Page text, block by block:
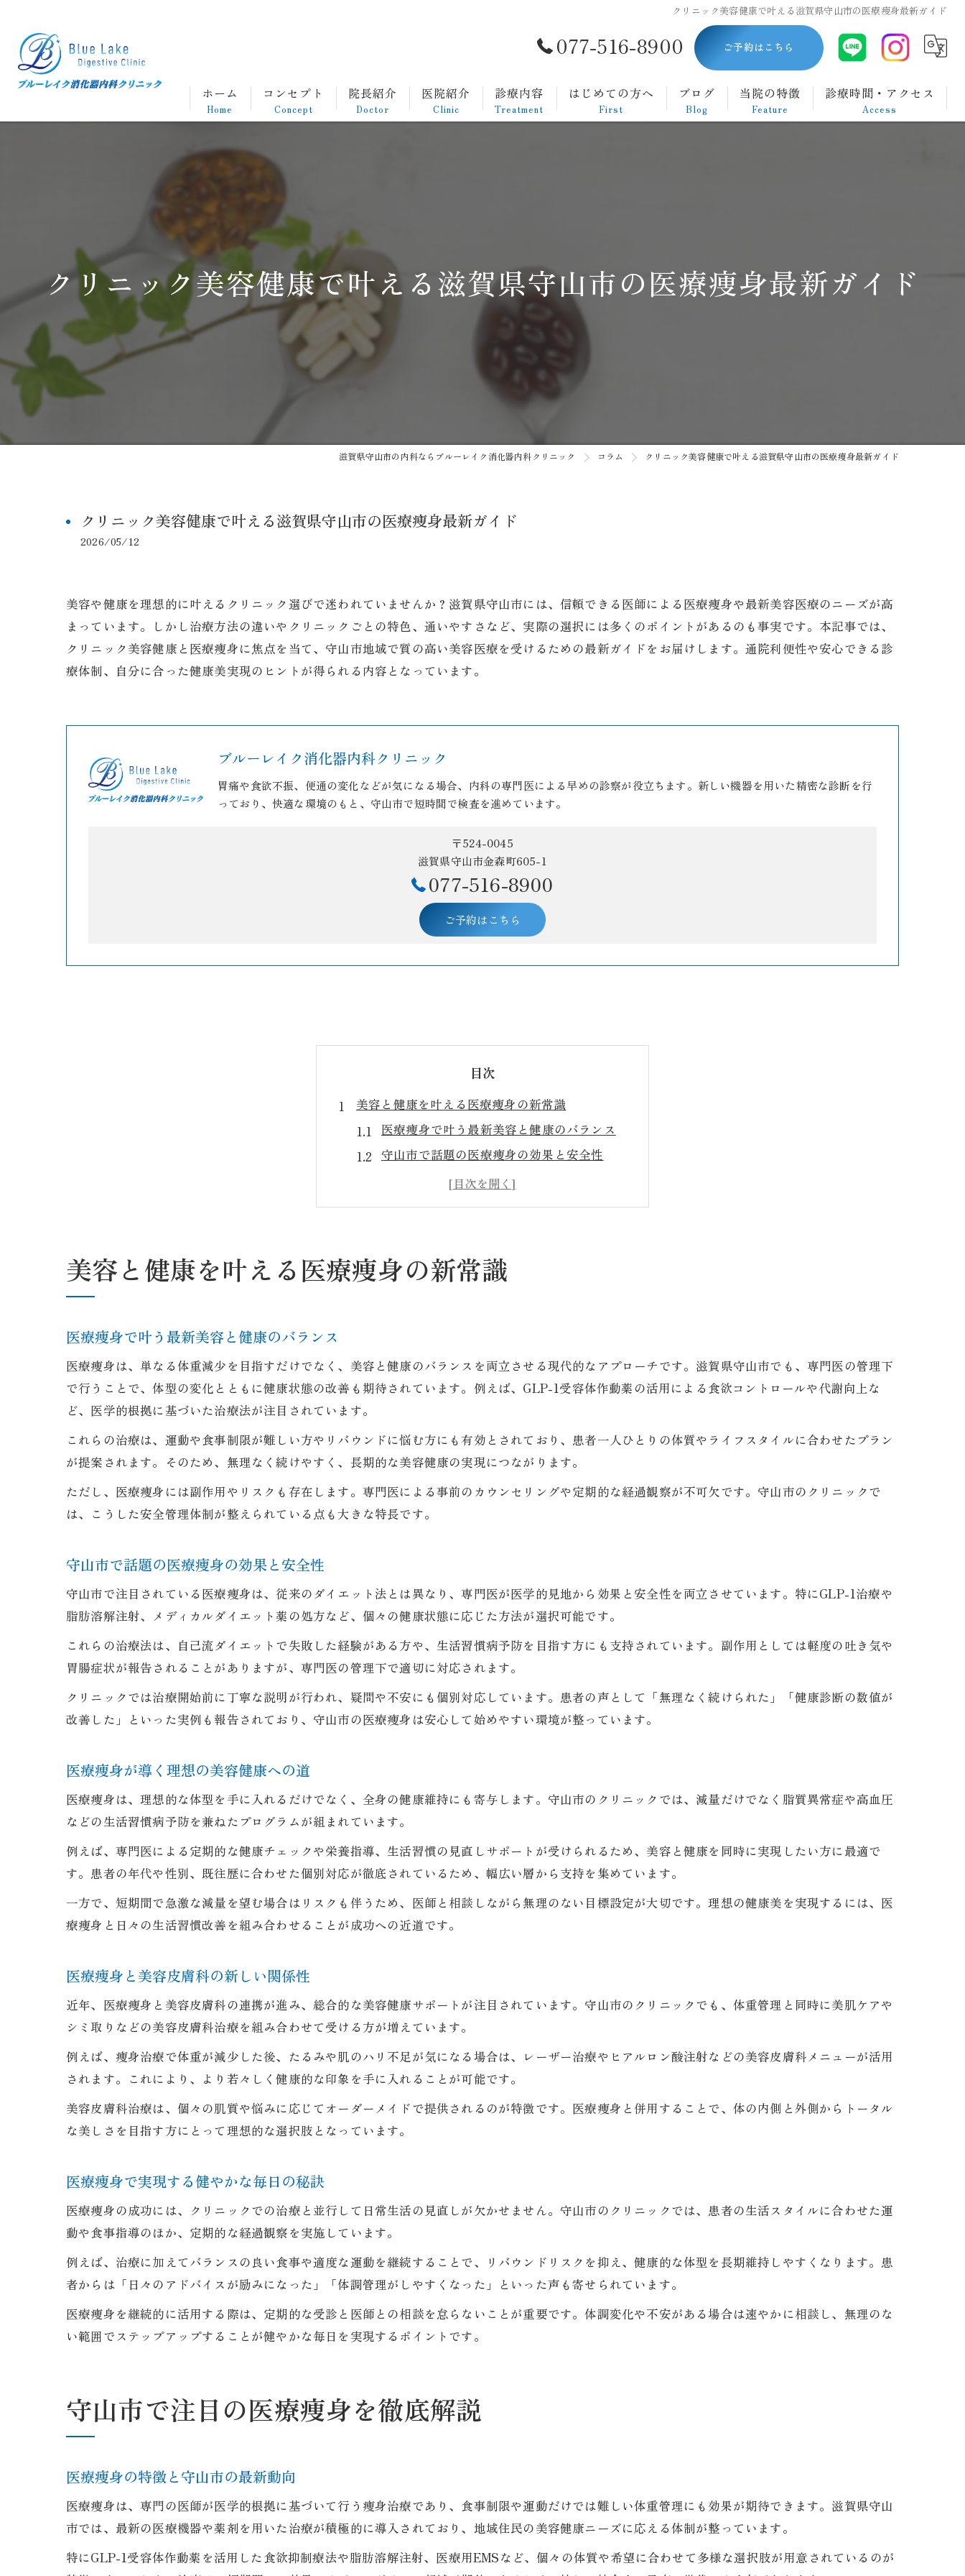
クリニック美容健康で叶える滋賀県守山市の医療痩身最新ガイド
077-516-8900 ご予約はこちら
ホーム
Home
コンセプト
Concept
院長紹介
Doctor
医院紹介
Clinic
診療内容
Treatment
胃カメラについて
大腸カメラについて
がん検診
自費診療
はじめての方へ
First
ブログ
Blog
当院の特徴
Feature
腹痛
診療時間・アクセス
Access
クリニック美容健康で叶える滋賀県守山市の医療痩身最新ガイド
滋賀県守山市の内科ならブルーレイク消化器内科クリニック コラム クリニック美容健康で叶える滋賀県守山市の医療痩身最新ガイド
クリニック美容健康で叶える滋賀県守山市の医療痩身最新ガイド
2026/05/12
美容や健康を理想的に叶えるクリニック選びで迷われていませんか？滋賀県守山市には、信頼できる医師による医療痩身や最新美容医療のニーズが高
まっています。しかし治療方法の違いやクリニックごとの特色、通いやすさなど、実際の選択には多くのポイントがあるのも事実です。本記事では、
クリニック美容健康と医療痩身に焦点を当て、守山市地域で質の高い美容医療を受けるための最新ガイドをお届けします。通院利便性や安心できる診
療体制、自分に合った健康美実現のヒントが得られる内容となっています。
ブルーレイク消化器内科クリニック
胃痛や食欲不振、便通の変化などが気になる場合、内科の専門医による早めの診察が役立ちます。新しい機器を用いた精密な診断を行
っており、快適な環境のもと、守山市で短時間で検査を進めています。
〒524-0045
滋賀県守山市金森町605-1
077-516-8900
ご予約はこちら
目次
美容と健康を叶える医療痩身の新常識
医療痩身で叶う最新美容と健康のバランス
守山市で話題の医療痩身の効果と安全性
医療痩身が導く理想の美容健康への道
医療痩身と美容皮膚科の新しい関係性
守山市で注目の医療痩身を徹底解説
医療痩身の特徴と守山市の最新動向
口コミで評判の医療痩身のポイント解説
信頼できるクリニック選びのヒント
医療痩身で重視したいクリニックの条件
美容健康を支える医師選びのポイント
口コミ評価から考えるクリニックの信頼度
医療痩身の魅力と他美容治療との違い
医療痩身の導入事例と効果的な使い方
医療痩身を通じた健康美の秘訣を紹介
健康美を支える医療痩身の体験談集
美容医療で始める自分磨きの第一歩
医療痩身から始める新しい自分磨き方法
美容医療と医療痩身で叶う理想の自分
医療痩身と美容の継続が未来を変える
美容と健康を叶える医療痩身の新常識
医療痩身で叶う最新美容と健康のバランス
医療痩身は、単なる体重減少を目指すだけでなく、美容と健康のバランスを両立させる現代的なアプローチです。滋賀県守山市でも、専門医の管理下
で行うことで、体型の変化とともに健康状態の改善も期待されています。例えば、GLP-1受容体作動薬の活用による食欲コントロールや代謝向上な
ど、医学的根拠に基づいた治療法が注目されています。
これらの治療は、運動や食事制限が難しい方やリバウンドに悩む方にも有効とされており、患者一人ひとりの体質やライフスタイルに合わせたプラン
が提案されます。そのため、無理なく続けやすく、長期的な美容健康の実現につながります。
ただし、医療痩身には副作用やリスクも存在します。専門医による事前のカウンセリングや定期的な経過観察が不可欠です。守山市のクリニックで
は、こうした安全管理体制が整えられている点も大きな特長です。
守山市で話題の医療痩身の効果と安全性
守山市で注目されている医療痩身は、従来のダイエット法とは異なり、専門医が医学的見地から効果と安全性を両立させています。特にGLP-1治療や
脂肪溶解注射、メディカルダイエット薬の処方など、個々の健康状態に応じた方法が選択可能です。
これらの治療法は、自己流ダイエットで失敗した経験がある方や、生活習慣病予防を目指す方にも支持されています。副作用としては軽度の吐き気や
胃腸症状が報告されることがありますが、専門医の管理下で適切に対応されます。
クリニックでは治療開始前に丁寧な説明が行われ、疑問や不安にも個別対応しています。患者の声として「無理なく続けられた」「健康診断の数値が
改善した」といった実例も報告されており、守山市の医療痩身は安心して始めやすい環境が整っています。
医療痩身が導く理想の美容健康への道
医療痩身は、理想的な体型を手に入れるだけでなく、全身の健康維持にも寄与します。守山市のクリニックでは、減量だけでなく脂質異常症や高血圧
などの生活習慣病予防を兼ねたプログラムが組まれています。
例えば、専門医による定期的な健康チェックや栄養指導、生活習慣の見直しサポートが受けられるため、美容と健康を同時に実現したい方に最適で
す。患者の年代や性別、既往歴に合わせた個別対応が徹底されているため、幅広い層から支持を集めています。
一方で、短期間で急激な減量を望む場合はリスクも伴うため、医師と相談しながら無理のない目標設定が大切です。理想の健康美を実現するには、医
療痩身と日々の生活習慣改善を組み合わせることが成功への近道です。
医療痩身と美容皮膚科の新しい関係性
近年、医療痩身と美容皮膚科の連携が進み、総合的な美容健康サポートが注目されています。守山市のクリニックでも、体重管理と同時に美肌ケアや
シミ取りなどの美容皮膚科治療を組み合わせて受ける方が増えています。
例えば、痩身治療で体重が減少した後、たるみや肌のハリ不足が気になる場合は、レーザー治療やヒアルロン酸注射などの美容皮膚科メニューが活用
されます。これにより、より若々しく健康的な印象を手に入れることが可能です。
美容皮膚科治療は、個々の肌質や悩みに応じてオーダーメイドで提供されるのが特徴です。医療痩身と併用することで、体の内側と外側からトータル
な美しさを目指す方にとって理想的な選択肢となっています。
医療痩身で実現する健やかな毎日の秘訣
医療痩身の成功には、クリニックでの治療と並行して日常生活の見直しが欠かせません。守山市のクリニックでは、患者の生活スタイルに合わせた運
動や食事指導のほか、定期的な経過観察を実施しています。
例えば、治療に加えてバランスの良い食事や適度な運動を継続することで、リバウンドリスクを抑え、健康的な体型を長期維持しやすくなります。患
者からは「日々のアドバイスが励みになった」「体調管理がしやすくなった」といった声も寄せられています。
医療痩身を継続的に活用する際は、定期的な受診と医師との相談を怠らないことが重要です。体調変化や不安がある場合は速やかに相談し、無理のな
い範囲でステップアップすることが健やかな毎日を実現するポイントです。
守山市で注目の医療痩身を徹底解説
医療痩身の特徴と守山市の最新動向
医療痩身は、専門の医師が医学的根拠に基づいて行う痩身治療であり、食事制限や運動だけでは難しい体重管理にも効果が期待できます。滋賀県守山
市では、最新の医療機器や薬剤を用いた治療が積極的に導入されており、地域住民の美容健康ニーズに応える体制が整っています。
特にGLP-1受容体作動薬を活用した食欲抑制療法や脂肪溶解注射、医療用EMSなど、個々の体質や希望に合わせて多様な選択肢が用意されているのが